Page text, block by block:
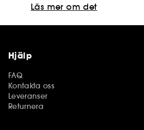
Läs mer om det
Hjälp
FAQ
Kontakta oss
Leveranser
Returnera